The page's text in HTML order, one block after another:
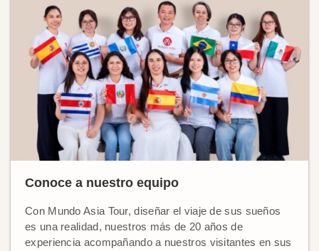
Conoce a nuestro equipo
Con Mundo Asia Tour, diseñar el viaje de sus sueños
es una realidad, nuestros más de 20 años de
experiencia acompañando a nuestros visitantes en sus